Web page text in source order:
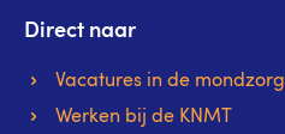
Direct naar
Vacatures in de mondzorg
Werken bij de KNMT